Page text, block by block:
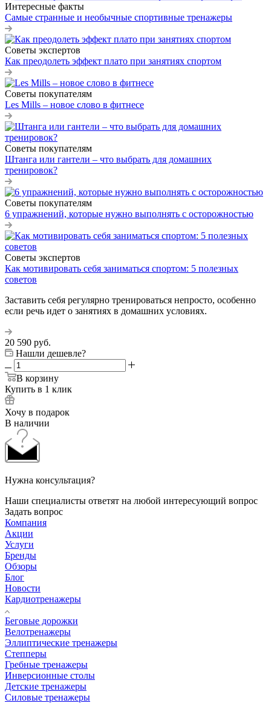
Интересные факты
Самые странные и необычные спортивные тренажеры
Советы экспертов
Как преодолеть эффект плато при занятиях спортом
Советы покупателям
Les Mills – новое слово в фитнесе
Советы покупателям
Штанга или гантели – что выбрать для домашних
тренировок?
Советы покупателям
6 упражнений, которые нужно выполнять с осторожностью
Советы экспертов
Как мотивировать себя заниматься спортом: 5 полезных
советов
Заставить себя регулярно тренироваться непросто, особенно
если речь идет о занятиях в домашних условиях.
20 590 руб.
Нашли дешевле?
В корзину
Купить в 1 клик
Хочу в подарок
В наличии
Нужна консультация?
Наши специалисты ответят на любой интересующий вопрос
Задать вопрос
Компания
Акции
Услуги
Бренды
Обзоры
Блог
Новости
Кардиотренажеры
Беговые дорожки
Велотренажеры
Эллиптические тренажеры
Степперы
Гребные тренажеры
Инверсионные столы
Детские тренажеры
Силовые тренажеры